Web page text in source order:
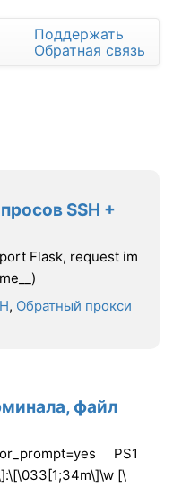
Поддержать
Обратная связь
SSH +
Flask, request im
, Обратный прокси
файл
PS1
[\